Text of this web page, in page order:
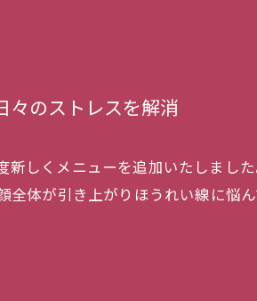
々のストレスを解消
新しくメニューを追加いたしまし
全体が引き上がりほうれい線に悩